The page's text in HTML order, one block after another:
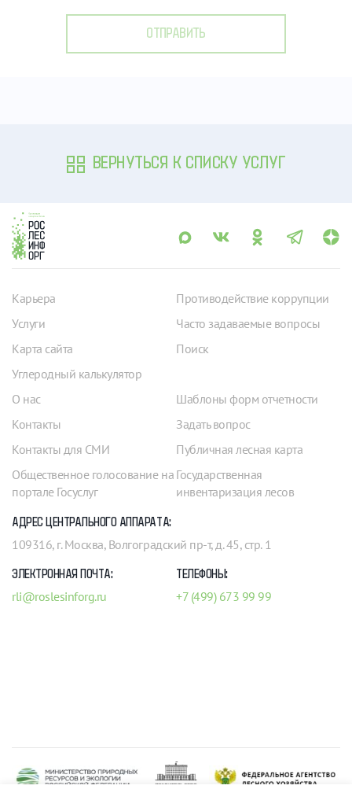
ОТПРАВИТЬ
ВЕРНУТЬСЯ К СПИСКУ УСЛУГ
Карьера
Услуги
Карта сайта
Углеродный калькулятор
Противодействие коррупции
Часто задаваемые вопросы
Поиск
О нас
Контакты
Контакты для СМИ
Общественное голосование на
портале Госуслуг
Шаблоны форм отчетности
Задать вопрос
Публичная лесная карта
Государственная
инвентаризация лесов
АДРЕС ЦЕНТРАЛЬНОГО АППАРАТА:
109316, г. Москва, Волгоградский пр-т, д. 45, стр. 1
ЭЛЕКТРОННАЯ ПОЧТА:
rli@roslesinforg.ru
ТЕЛЕФОНЫ:
+7 (499) 673 99 99